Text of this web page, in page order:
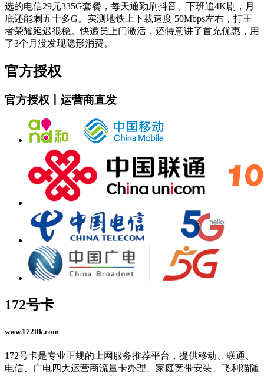
选的电信29元335G套餐，每天通勤刷抖音、下班追4K剧，月
底还能剩五十多G。实测地铁上下载速度 50Mbps左右，打王
者荣耀延迟很稳。快递员上门激活，还特意讲了首充优惠，用
了3个月没发现隐形消费。
官方授权
官方授权丨运营商直发
172号卡
www.172llk.com
172号卡是专业正规的上网服务推荐平台，提供移动、联通、
电信、广电四大运营商流量卡办理、家庭宽带安装、飞利猫随